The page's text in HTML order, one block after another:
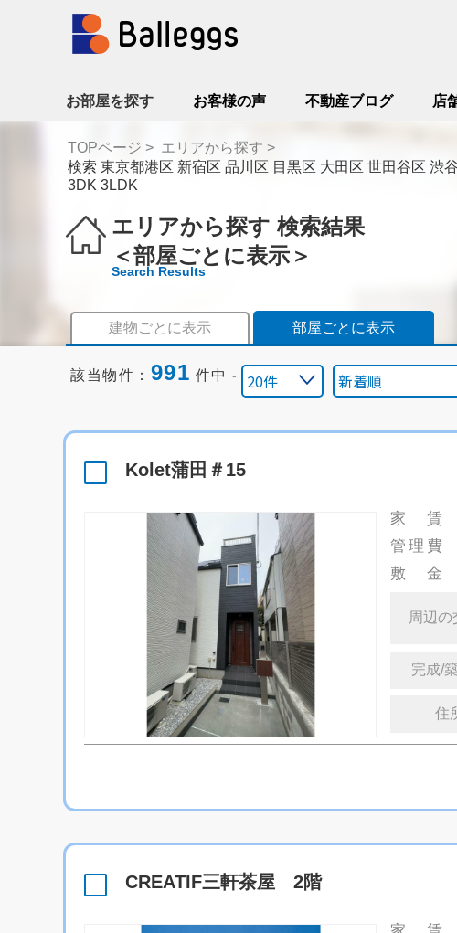
お部屋を探す お客様の声 不動産ブログ 店
TOPページ
エリアから探す
検索 東京都港区 新宿区 品川区 目黒区 大田区 世田谷区 渋
3DK 3LDK
エリアから探す 検索結果
＜部屋ごとに表示＞
Search Results
建物ごとに表示 部屋ごとに表示
該当物件： 991 件中 -
Kolet蒲田＃15
家 賃
管理費
敷 金
周辺の
完成/
住
CREATIF三軒茶屋 2階